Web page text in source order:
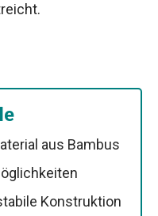
aus Bambus
Konstruktion